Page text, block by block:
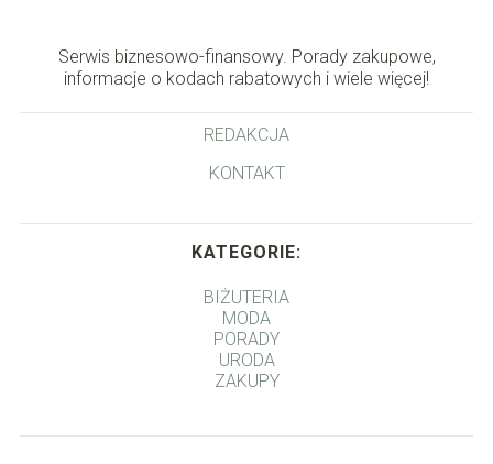
Serwis biznesowo-finansowy. Porady zakupowe,
informacje o kodach rabatowych i wiele więcej!
REDAKCJA
KONTAKT
KATEGORIE:
BIŻUTERIA
MODA
PORADY
URODA
ZAKUPY